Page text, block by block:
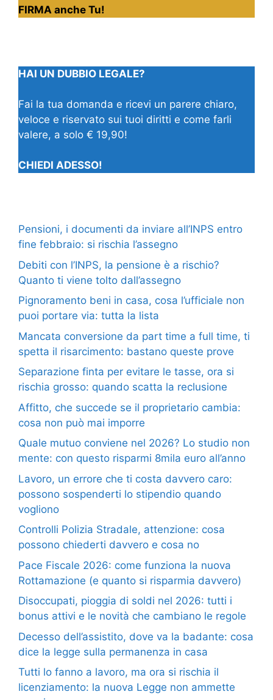
FIRMA anche Tu!
HAI UN DUBBIO LEGALE?
Fai la tua domanda e ricevi un parere chiaro,
veloce e riservato sui tuoi diritti e come farli
valere, a solo € 19,90!
CHIEDI ADESSO!
Pensioni, i documenti da inviare all’INPS entro
fine febbraio: si rischia l’assegno
Debiti con l’INPS, la pensione è a rischio?
Quanto ti viene tolto dall’assegno
Pignoramento beni in casa, cosa l’ufficiale non
puoi portare via: tutta la lista
Mancata conversione da part time a full time, ti
spetta il risarcimento: bastano queste prove
Separazione finta per evitare le tasse, ora si
rischia grosso: quando scatta la reclusione
Affitto, che succede se il proprietario cambia:
cosa non può mai imporre
Quale mutuo conviene nel 2026? Lo studio non
mente: con questo risparmi 8mila euro all’anno
Lavoro, un errore che ti costa davvero caro:
possono sospenderti lo stipendio quando
vogliono
Controlli Polizia Stradale, attenzione: cosa
possono chiederti davvero e cosa no
Pace Fiscale 2026: come funziona la nuova
Rottamazione (e quanto si risparmia davvero)
Disoccupati, pioggia di soldi nel 2026: tutti i
bonus attivi e le novità che cambiano le regole
Decesso dell’assistito, dove va la badante: cosa
dice la legge sulla permanenza in casa
Tutti lo fanno a lavoro, ma ora si rischia il
licenziamento: la nuova Legge non ammette